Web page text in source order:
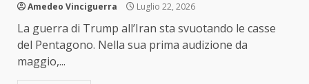
Amedeo Vinciguerra Luglio 22, 2026
La guerra di Trump all’Iran sta svuotando le casse
del Pentagono. Nella sua prima audizione da
maggio,...